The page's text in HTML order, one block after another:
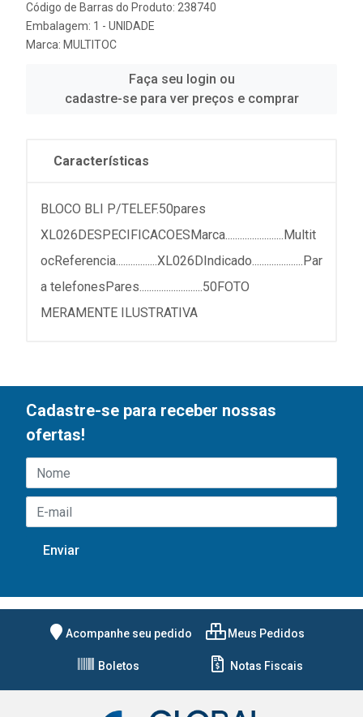
Código de Barras do Produto: 238740
Embalagem: 1 - UNIDADE
Marca: MULTITOC
Faça seu login ou
cadastre-se para ver preços e comprar
Características
BLOCO BLI P/TELEF.50pares
XL026DESPECIFICACOESMarca........................Multit
ocReferencia.................XL026DIndicado.....................Par
a telefonesPares..........................50FOTO
MERAMENTE ILUSTRATIVA
Cadastre-se para receber nossas
ofertas!
Acompanhe seu pedido Meus Pedidos
Boletos Notas Fiscais